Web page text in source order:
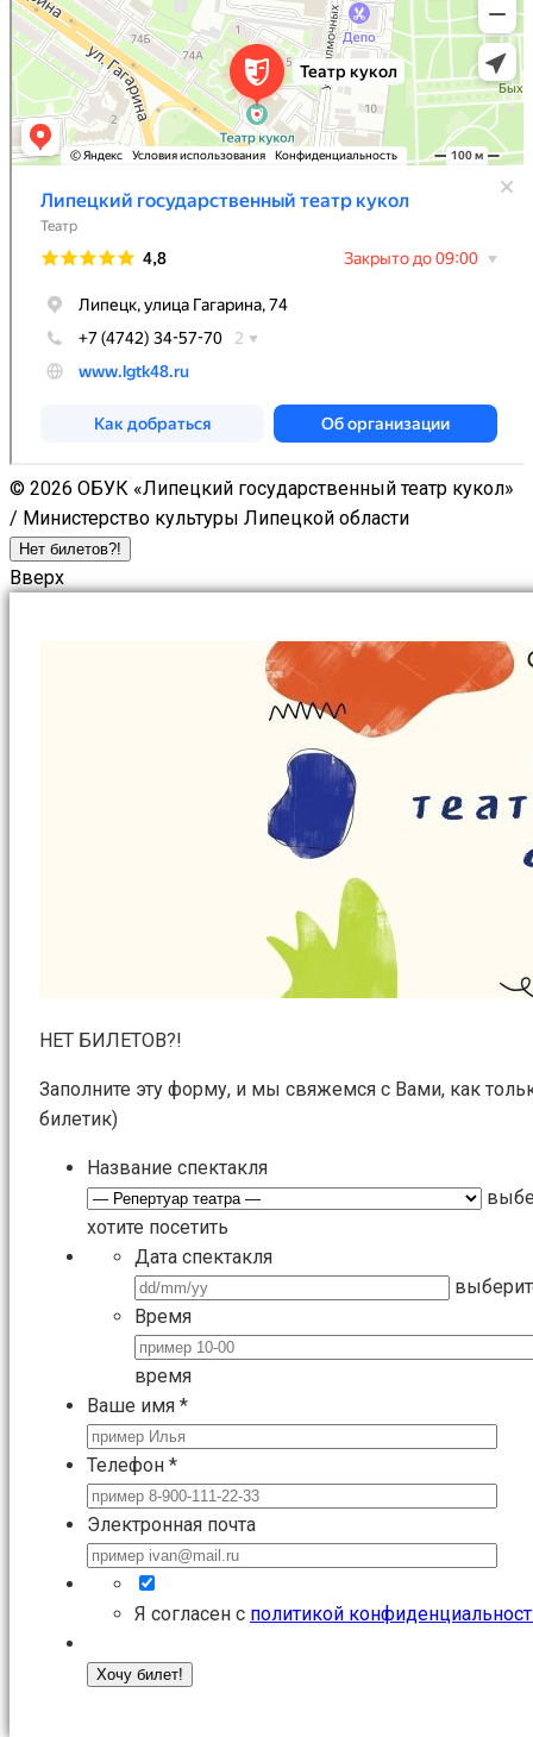
© 2026 ОБУК «Липецкий государственный театр кукол»
/ Министерство культуры Липецкой области
Нет билетов?!
Вверх
НЕТ БИЛЕТОВ?!
Заполните эту форму, и мы свяжемся с Вами, как
билетик)
Название спектакля
хотите посетить
Дата спектакля
Время
время
Ваше имя *
Телефон *
Электронная почта
Я согласен с политикой